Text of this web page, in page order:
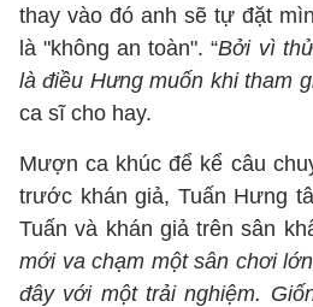
thay vào đó anh sẽ tự đặt
là "không an toàn". “Bởi vì
là điều Hưng muốn khi tham
ca sĩ cho hay.
Mượn ca khúc để kể câu
trước khán giả, Tuấn Hưng
Tuấn và khán giả trên sân
mới va chạm một sân chơi
đây với một trải nghiệm.